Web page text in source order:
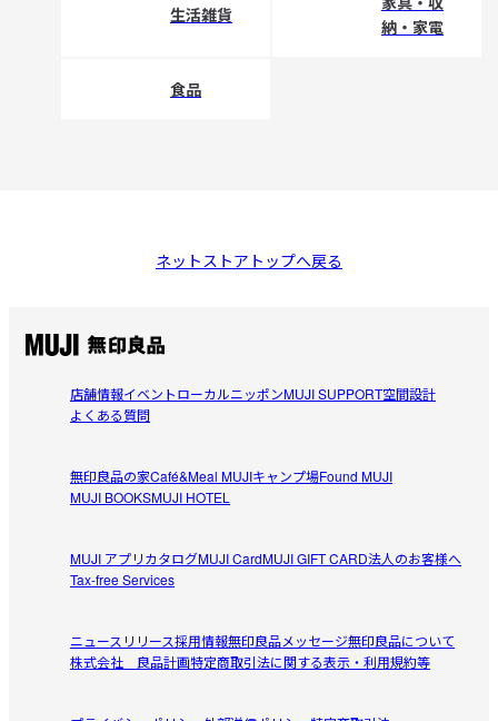
生活雑貨
納・家電
食品
ネットストアトップへ戻る
店舗情報イベントローカルニッポンMUJI SUPPORT空間設計
よくある質問
無印良品の家Café&Meal MUJIキャンプ場Found MUJI
MUJI BOOKSMUJI HOTEL
MUJI アプリカタログMUJI CardMUJI GIFT CARD法人のお客様へ
Tax-free Services
ニュースリリース採用情報無印良品メッセージ無印良品について
株式会社 良品計画特定商取引法に関する表示・利用規約等